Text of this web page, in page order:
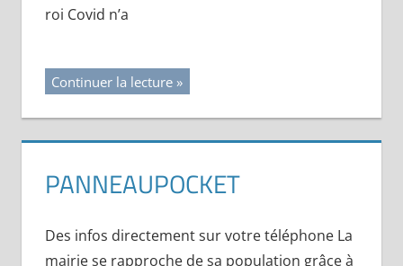
roi Covid n’a
Continuer la lecture
PANNEAUPOCKET
Des infos directement sur votre téléphone La
mairie se rapproche de sa population grâce à